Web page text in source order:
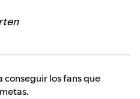
los fans que